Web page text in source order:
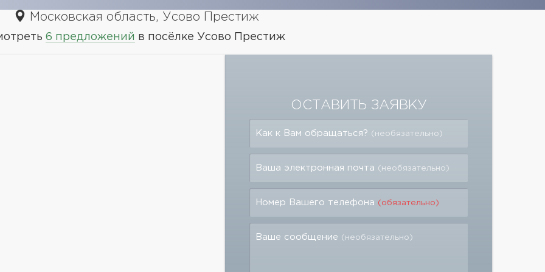
Московская область, Усово Престиж
6 предложений в посёлке Усово Престиж
ОСТАВИТЬ ЗАЯВКУ
Как к Вам обращаться? (необязательно)
Ваша электронная почта (необязательно)
Номер Вашего телефона (обязательно)
Ваше сообщение (необязательно)